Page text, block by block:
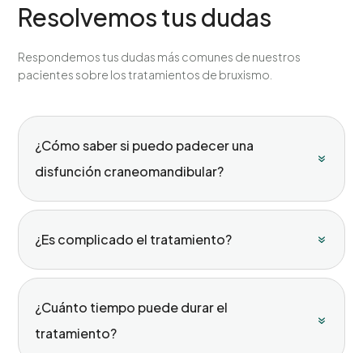
Resolvemos tus dudas
Respondemos tus dudas más comunes de nuestros
pacientes sobre los tratamientos de bruxismo.
¿Cómo saber si puedo padecer una
disfunción craneomandibular?
¿Es complicado el tratamiento?
¿Cuánto tiempo puede durar el
tratamiento?